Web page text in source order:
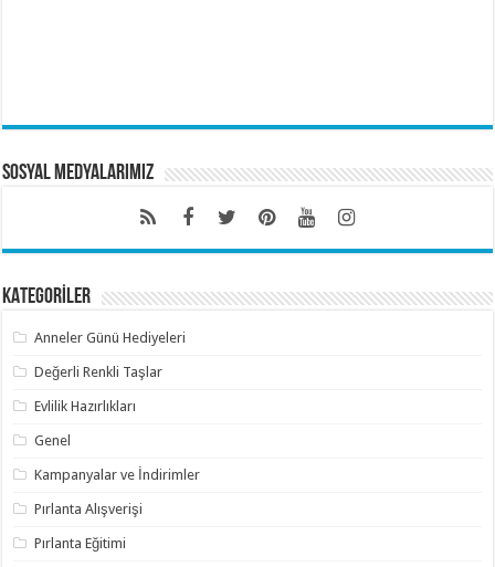
Sosyal Medyalarımız
KATEGORİLER
Anneler Günü Hediyeleri
Değerli Renkli Taşlar
Evlilik Hazırlıkları
Genel
Kampanyalar ve İndirimler
Pırlanta Alışverişi
Pırlanta Eğitimi